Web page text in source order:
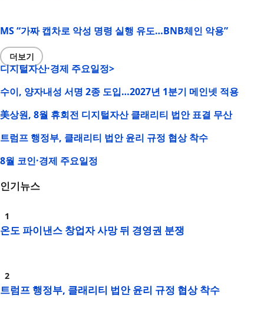
MS “가짜 캡차로 악성 명령 실행 유도…BNB체인 악용”
더보기
디지털자산·경제 주요일정>
수이, 양자내성 서명 2종 도입…2027년 1분기 메인넷 적용
美상원, 8월 휴회전 디지털자산 클래리티 법안 표결 무산
트럼프 행정부, 클래리티 법안 윤리 규정 협상 착수
8월 코인·경제 주요일정
인기뉴스
온도 파이낸스 창업자 사망 뒤 경영권 분쟁
트럼프 행정부, 클래리티 법안 윤리 규정 협상 착수